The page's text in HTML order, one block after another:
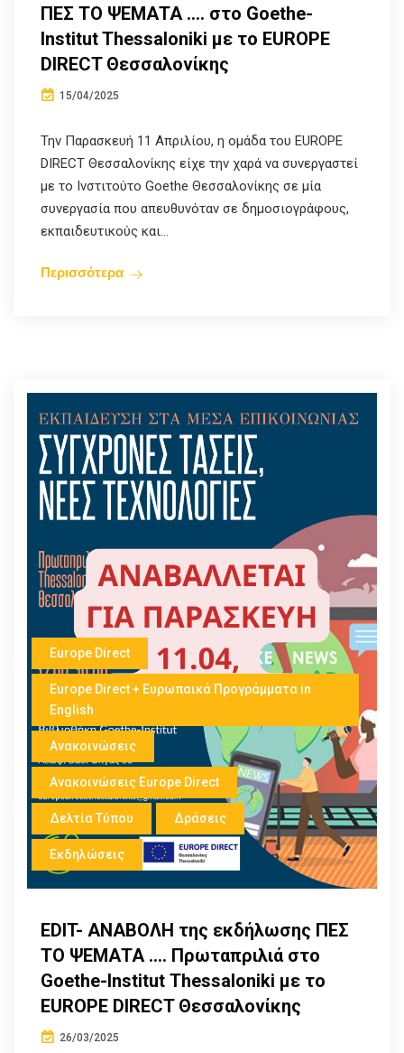
ΠΕΣ ΤΟ ΨΕΜΑΤΑ …. στο Goethe-
Institut Thessaloniki με το EUROPE
DIRECT Θεσσαλονίκης
15/04/2025
Την Παρασκευή 11 Απριλίου, η ομάδα του EUROPE
DIRECT Θεσσαλονίκης είχε την χαρά να συνεργαστεί
με το Ινστιτούτο Goethe Θεσσαλονίκης σε μία
συνεργασία που απευθυνόταν σε δημοσιογράφους,
εκπαιδευτικούς και...
Περισσότερα
Europe Direct
Europe Direct + Ευρωπαικά Προγράμματα in
English
Ανακοινώσεις
Ανακοινώσεις Europe Direct
Δελτία Τύπου Δράσεις
Εκδηλώσεις
EDIT- ANABOΛΗ της εκδήλωσης ΠΕΣ
ΤΟ ΨΕΜΑΤΑ …. Πρωταπριλιά στο
Goethe-Institut Thessaloniki με το
EUROPE DIRECT Θεσσαλονίκης
26/03/2025